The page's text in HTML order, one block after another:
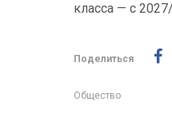
класса — с
Поделиться
Общество